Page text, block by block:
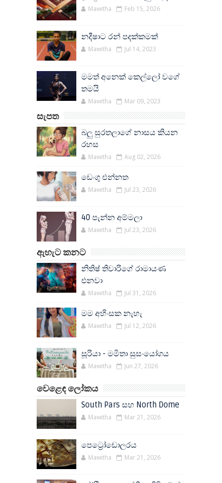
Mawitha Feb 15, 2026
නදීෂාට රන් පදක්කමක්
Mawitha Jul 14, 2023
මමත් අනෙක් කෙල්ලෝ වගේ
තමයි
Mawitha Mar 09, 2023
සැපත
බලු සුරතලාගේ නාසය කියන
රහස
Mawitha Aug 02, 2026
ඩෙංගු එන්නත
Mawitha Jul 23, 2026
40 පැන්න අම්මලා
Mawitha Jul 23, 2026
ඇහැට කනට
නිතිෂ් තිවාරිගේ රාමායණ
එනවා
Mawitha Jul 31, 2026
මම අහිංසක නැහැ
Mawitha Jul 12, 2026
සූරියා - මමිතා සුසංයෝගය
Mawitha Jun 27, 2026
වෙළෙඳ ලෝකය
South Pars සහ North Dome
Mawitha Mar 21, 2026
පෙට්‍රෝඩොලරය
Mawitha Mar 21, 2026